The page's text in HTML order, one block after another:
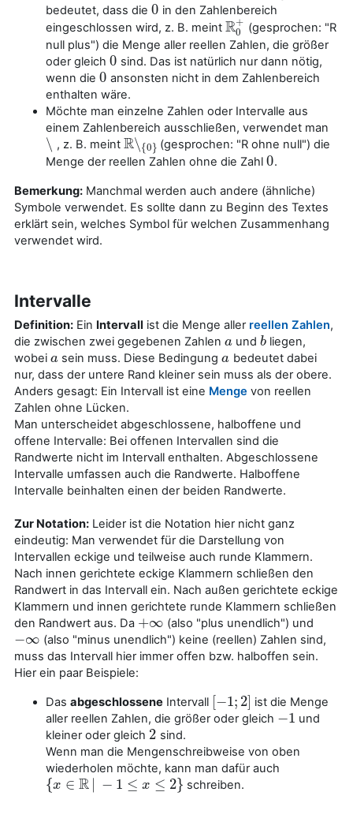
bedeutet, dass die 0
0 in den Zahlenbereich
eingeschlossen wird, z. B. meint R+
0
R0+
(gesprochen: "R
null plus") die Menge aller reellen Zahlen, die größer
oder gleich 0
0 sind. Das ist natürlich nur dann nötig,
wenn die 0
0 ansonsten nicht in dem Zahlenbereich
enthalten wäre.
Möchte man einzelne Zahlen oder Intervalle aus
einem Zahlenbereich ausschließen, verwendet man
∖
∖ , z. B. meint R∖{0}
R∖{0} (gesprochen: "R ohne null") die
Menge der reellen Zahlen ohne die Zahl 0
0.
Bemerkung: Manchmal werden auch andere (ähnliche)
Symbole verwendet. Es sollte dann zu Beginn des Textes
erklärt sein, welches Symbol für welchen Zusammenhang
verwendet wird.
Intervalle
Definition: Ein Intervall ist die Menge aller reellen Zahlen,
die zwischen zwei gegebenen Zahlen a
a undb
b liegen,
wobei a
a sein muss. Diese Bedingunga
a bedeutet dabei
nur, dass der untere Rand kleiner sein muss als der obere.
Anders gesagt: Ein Intervall ist eine Menge von reellen
Zahlen ohne Lücken.
Man unterscheidet abgeschlossene, halboffene und
offene Intervalle: Bei offenen Intervallen sind die
Randwerte nicht im Intervall enthalten. Abgeschlossene
Intervalle umfassen auch die Randwerte. Halboffene
Intervalle beinhalten einen der beiden Randwerte.
Zur Notation: Leider ist die Notation hier nicht ganz
eindeutig: Man verwendet für die Darstellung von
Intervallen eckige und teilweise auch runde Klammern.
Nach innen gerichtete eckige Klammern schließen den
Randwert in das Intervall ein. Nach außen gerichtete eckige
Klammern und innen gerichtete runde Klammern schließen
den Randwert aus. Da +∞
+∞ (also "plus unendlich") und
−∞
−∞
(also "minus unendlich") keine (reellen) Zahlen sind,
muss das Intervall hier immer offen bzw. halboffen sein.
Hier ein paar Beispiele:
Das abgeschlossene Intervall [−1; 2]
−1;2 ]
ist die Menge
aller reellen Zahlen, die größer oder gleich −1
−1
und
kleiner oder gleich 2
2 sind.
Wenn man die Mengenschreibweise von oben
wiederholen möchte, kann man dafür auch
{x ∈ R | − 1 ≤ x ≤ 2}
{x∈ R| −1 x≤ 2} schreiben.